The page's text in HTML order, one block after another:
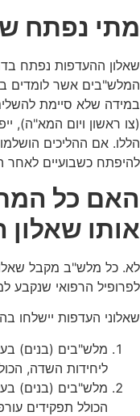
מתי נפתח
שאלון ההעדפות נפתח
המלש"בים אשר לומדים
במידה שלא סיימת
(צו ראשון ויום המא"ה),
הללו. אם ההליכים
להיפתח כשבועיים
האם כל
אותו
לא. כל מלש"ב מקבל
לפרופיל הרפואי שנקבע
שאלוני העדפות יישלחו
מלש"בים (בנים)
ליחידות השדה,
מלש"בים (בנים)
הכולל תפקידים